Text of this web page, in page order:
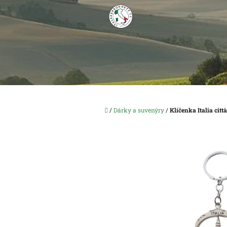
na
obsah
Domů
/Dárky a suvenýry/Klíčenka Italia città